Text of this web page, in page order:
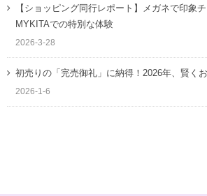
【ショッピング同行レポート】メガネで印象
MYKITAでの特別な体験
2026-3-28
初売りの「完売御礼」に納得！2026年、賢く
2026-1-6